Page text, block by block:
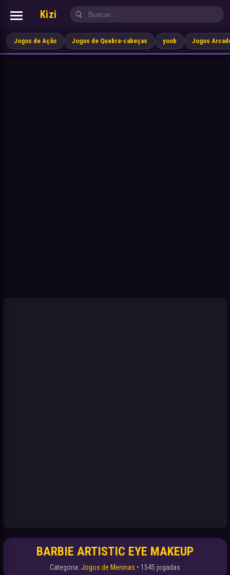
Kizi
Jogos de Ação Jogos de Quebra-cabeças yoob Jogos
BARBIE ARTISTIC EYE MAKEUP
Categoria: Jogos de Meninas • 1545 jogadas